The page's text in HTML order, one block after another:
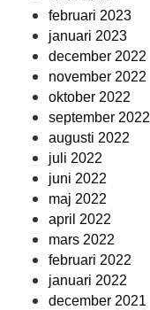
februari 2023
januari 2023
december 2022
november 2022
oktober 2022
september 2022
augusti 2022
juli 2022
juni 2022
maj 2022
april 2022
mars 2022
februari 2022
januari 2022
december 2021